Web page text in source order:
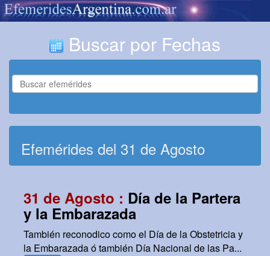
Buscar por Fechas
Efemérides del 31 de Agosto
31 de Agosto : Día de la Partera
y la Embarazada
También reconodico como el Día de la Obstetricia y
la Embarazada ó también Día Nacional de las Pa...